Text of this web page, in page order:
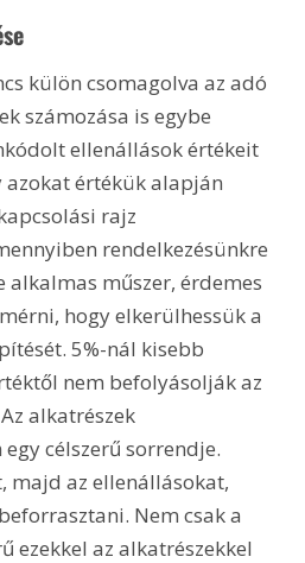
külön csomagolva az adó
számozása is egybe
ellenállások értékeit
azokat értékük alapján
rajz
rendelkezésünkre
alkalmas műszer, érdemes
hogy elkerülhessük a
5%-nál kisebb
nem befolyásolják az
alkatrészek
célszerű sorrendje.
majd az ellenállásokat,
Nem csak a
ezekkel az alkatrészekkel